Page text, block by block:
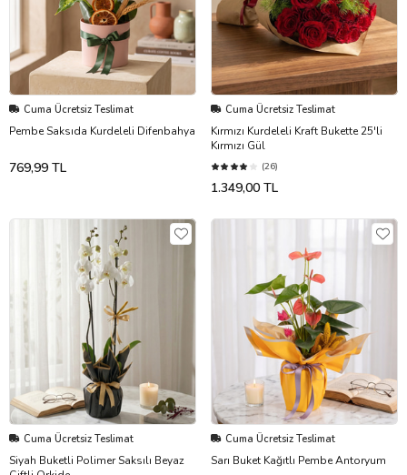
Cuma Ücretsiz Teslimat
Pembe Saksıda Kurdeleli Difenbahya
769,99 TL
Cuma Ücretsiz Teslimat
Kırmızı Kurdeleli Kraft Bukette 25'li
Kırmızı Gül
(26)
1.349,00 TL
Cuma Ücretsiz Teslimat
Siyah Buketli Polimer Saksılı Beyaz
Cuma Ücretsiz Teslimat
Sarı Buket Kağıtlı Pembe Antoryum